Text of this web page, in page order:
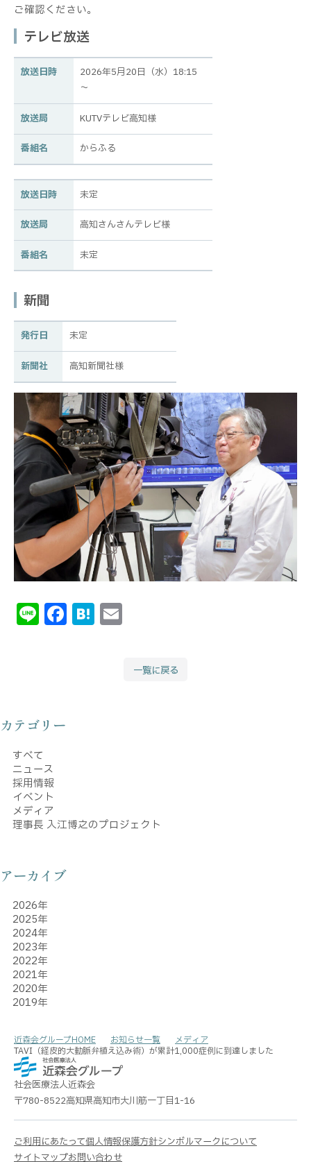
ご確認ください。
テレビ放送
放送日時
2026年5月20日（水）18:15
～
放送局 KUTVテレビ高知様
番組名 からふる
放送日時 未定
放送局 高知さんさんテレビ様
番組名 未定
新聞
発行日 未定
新聞社 高知新聞社様
Li
n
F
a
H
at
一覧に戻る
カテゴリー
すべて
ニュース
採用情報
イベント
メディア
理事長 入江博之のプロジェクト
アーカイブ
2026年
2025年
2024年
2023年
2022年
2021年
2020年
2019年
近森会グループHOME お知らせ一覧
メディア
TAVI（経皮的大動脈弁植え込み術）が累計1,000症例に到達しました
社会医療法人近森会
〒780-8522高知県高知市大川筋一丁目1-16
ご利用にあたって個人情報保護方針シンボルマークについて
サイトマップお問い合わせ